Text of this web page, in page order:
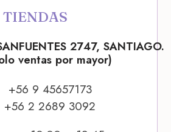
TIENDAS
2747, SANTIAGO.
ventas por mayor)
+56 9 45657173
+56 2 2689 3092